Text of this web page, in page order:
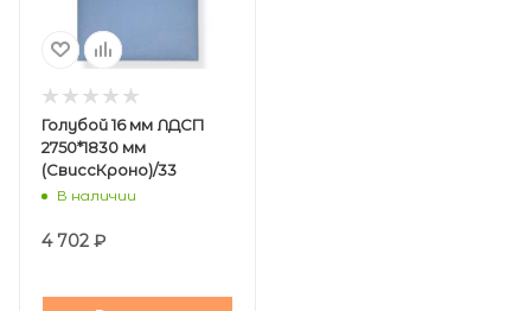
Голубой 16 мм ЛДСП
2750*1830 мм
(СвиссКроно)/33
В наличии
4 702 ₽